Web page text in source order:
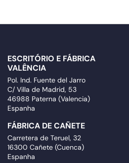
ESCRITÓRIO E FÁBRICA
VALÊNCIA
Pol. Ind. Fuente del Jarro
C/ Villa de Madrid, 53
46988 Paterna (Valencia)
Espanha
FÁBRICA DE CAÑETE
Carretera de Teruel, 32
16300 Cañete (Cuenca)
Espanha